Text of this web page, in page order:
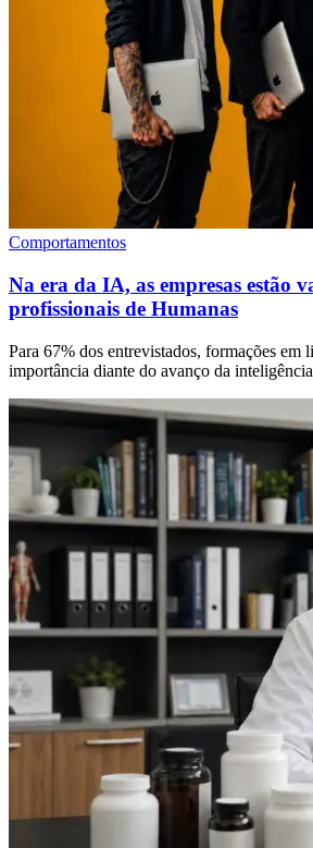
Comportamentos
Na era da IA, as empresas estão
profissionais de Humanas
Para 67% dos entrevistados, formações em
importância diante do avanço da